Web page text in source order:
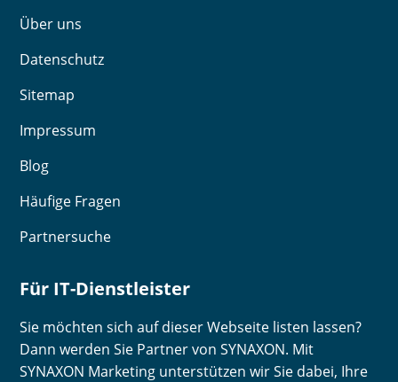
Über uns
Datenschutz
Sitemap
Impressum
Blog
Häufige Fragen
Partnersuche
Für IT-Dienstleister
Sie möchten sich auf dieser Webseite listen lassen?
Dann werden Sie Partner von SYNAXON. Mit
SYNAXON Marketing unterstützen wir Sie dabei, Ihre